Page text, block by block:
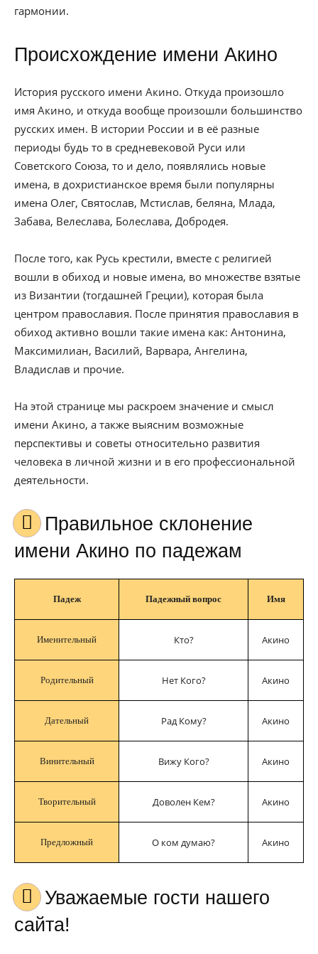
гармонии.
Происхождение имени Акино
История русского имени Акино. Откуда произошло
имя Акино, и откуда вообще произошли большинство
русских имен. В истории России и в её разные
периоды будь то в средневековой Руси или
Советского Союза, то и дело, появлялись новые
имена, в дохристианское время были популярны
имена Олег, Святослав, Мстислав, беляна, Млада,
Забава, Велеслава, Болеслава, Добродея.
После того, как Русь крестили, вместе с религией
вошли в обиход и новые имена, во множестве взятые
из Византии (тогдашней Греции), которая была
центром православия. После принятия православия в
обиход активно вошли такие имена как: Антонина,
Максимилиан, Василий, Варвара, Ангелина,
Владислав и прочие.
На этой странице мы раскроем значение и смысл
имени Акино, а также выясним возможные
перспективы и советы относительно развития
человека в личной жизни и в его профессиональной
деятельности.
Правильное склонение
имени Акино по падежам
Падеж Падежный вопрос Имя
Именительный Кто? Акино
Родительный Нет Кого? Акино
Дательный Рад Кому? Акино
Винительный Вижу Кого? Акино
Творительный Доволен Кем? Акино
Предложный О ком думаю? Акино
Уважаемые гости нашего
сайта!